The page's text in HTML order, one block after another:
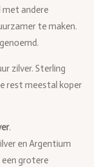
met andere
te maken.
zilver. Sterling
rest meestal koper
.
en Argentium
een grotere